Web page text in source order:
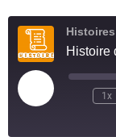
EMBED
1x